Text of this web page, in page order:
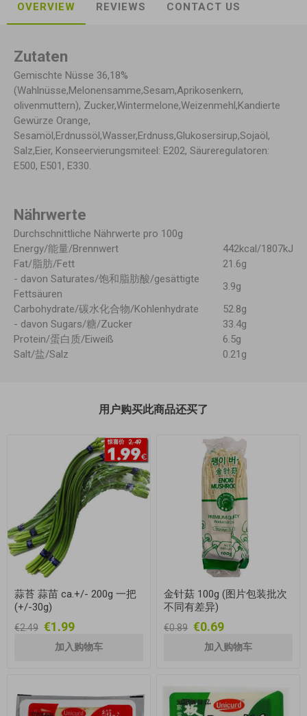
OVERVIEW REVIEWS CONTACT US
Zutaten
Gemischte Nüsse 36,18%
(Wahlnüsse,Melonensamme,Sesam,Aprikosenkern,
olivenmuttern), Zucker,Wintermelone,Weizenmehl,Kandierte
Gewürze Orange,
Sesamöl,Erdnussöl,Wasser,Erdnuss,Glukosersirup,Sojaöl,
Salz,Eier, Konseervierungsmiteel: E202, Säureregulatoren:
E500, E501, E330.
Nährwerte
Durchschnittliche Nährwerte pro 100g
Energy/能量/Brennwert
442kcal/1807kJ
Fat/脂肪/Fett
21.6g
- davon Saturates/饱和脂肪酸/gesättigte
Fettsäuren
3.9g
Carbohydrate/碳水化合物/Kohlenhydrate
52.8g
- davon Sugars/糖/Zucker
33.4g
Protein/蛋白质/Eiweiß
6.5g
Salt/盐/Salz
0.21g
用户购买此商品还买了
蒜苔 蒜苗 ca.+/- 200g 一把
(+/-30g)
€2.49 €1.99
金针菇 100g (图片包装批次
不同有差异)
€0.89 €0.69